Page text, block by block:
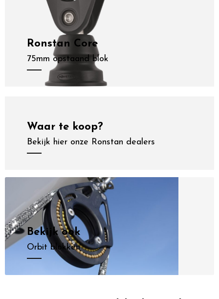
Ronstan Core
75mm opstaand blok
Waar te koop?
Bekijk hier onze Ronstan dealers
Bekijk ook
Orbit blokken